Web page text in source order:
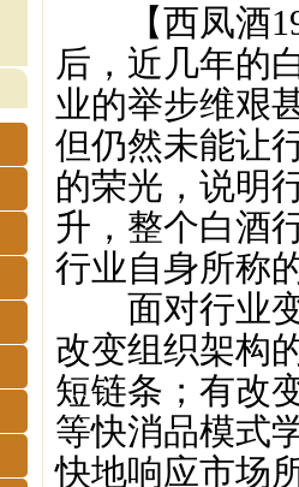
【西凤酒
后，近几年的
业的举步维艰
但仍然未能让
的荣光，说明
升，整个白酒
行业自身所称
面对行业变
改变组织架构
短链条；有改
等快消品模式
快地响应市场